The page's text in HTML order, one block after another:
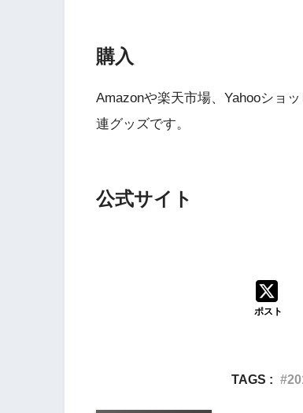
購入
Amazonや楽天市場、Yahooショ
連グッズです。
公式サイト
ポスト
TAGS :
Wii・人気記事
1
ーズ初の
Wii版『ク
Wii』直感